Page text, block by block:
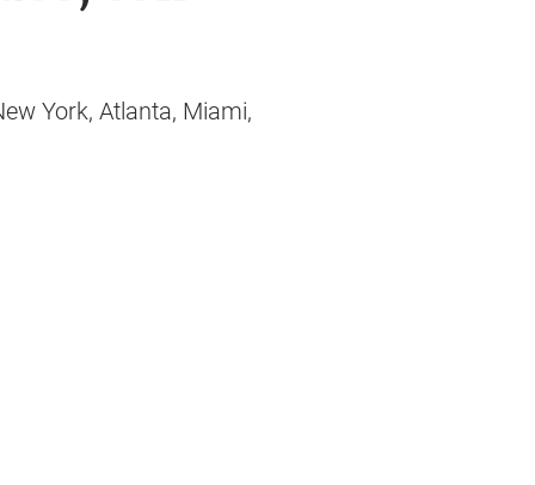
York, Atlanta, Miami,